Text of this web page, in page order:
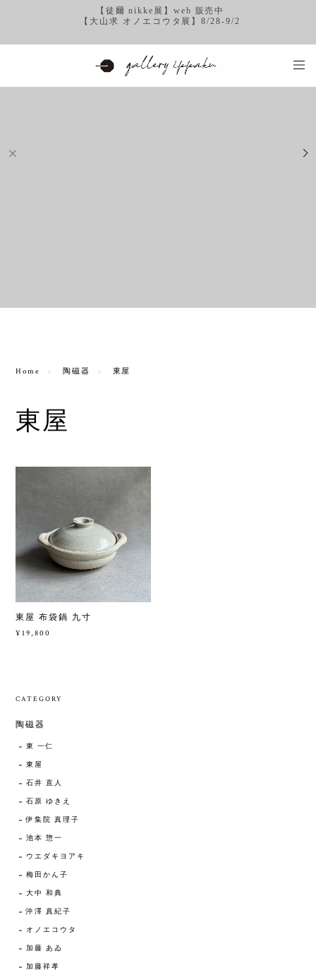
【徒爾 nikke展】web 販売中
【大山求 オノエコウタ展】8/28-9/2
Home 陶磁器 東屋
東屋
東屋 布袋鍋 九寸
¥19,800
CATEGORY
陶磁器
東 一仁
東屋
石井 直人
石原 ゆきえ
伊集院 真理子
池本 惣一
ウエダキヨアキ
梅田かん子
大中 和典
沖澤 真紀子
オノエコウタ
加藤 あゐ
加藤祥孝